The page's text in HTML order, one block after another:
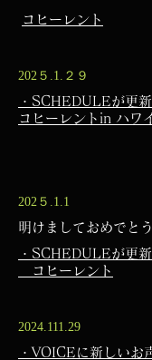
コヒーレント
202５.1.２９
・SCHEDULEが更
コヒーレントin ハワ
202５.1.1
明けましておめでと
・SCHEDULEが更
​コヒーレント
2024.111.29
・VOICEに新しいお